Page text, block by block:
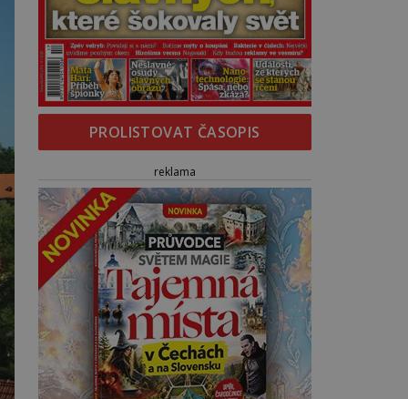
PROLISTOVAT ČASOPIS
reklama